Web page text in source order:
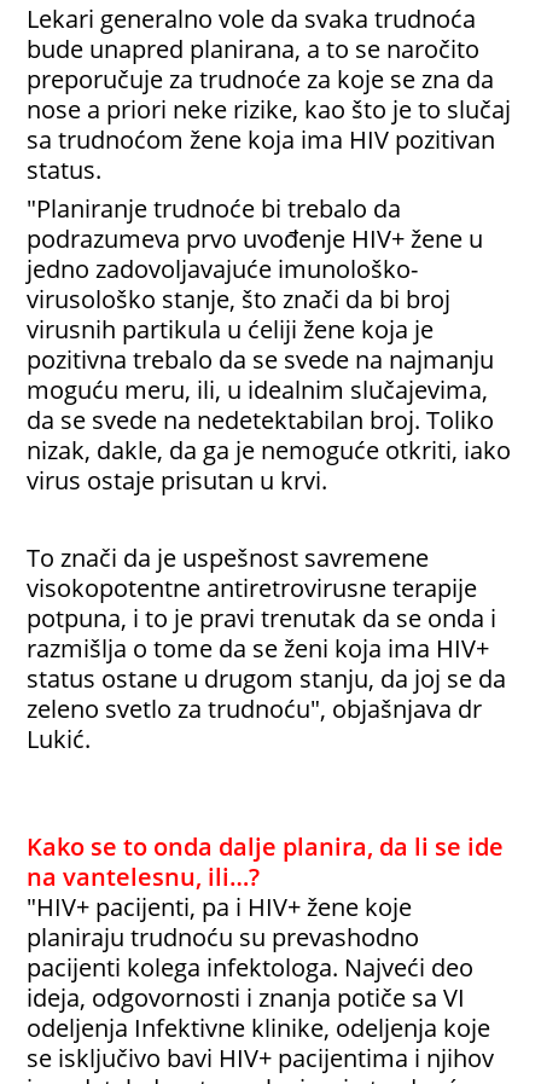
Lekari generalno vole da svaka trudnoća
bude unapred planirana, a to se naročito
preporučuje za trudnoće za koje se zna da
nose a priori neke rizike, kao što je to slučaj
sa trudnoćom žene koja ima HIV pozitivan
status.
"Planiranje trudnoće bi trebalo da
podrazumeva prvo uvođenje HIV+ žene u
jedno zadovoljavajuće imunološko-
virusološko stanje, što znači da bi broj
virusnih partikula u ćeliji žene koja je
pozitivna trebalo da se svede na najmanju
moguću meru, ili, u idealnim slučajevima,
da se svede na nedetektabilan broj. Toliko
nizak, dakle, da ga je nemoguće otkriti, iako
virus ostaje prisutan u krvi.
To znači da je uspešnost savremene
visokopotentne antiretrovirusne terapije
potpuna, i to je pravi trenutak da se onda i
razmišlja o tome da se ženi koja ima HIV+
status ostane u drugom stanju, da joj se da
zeleno svetlo za trudnoću", objašnjava dr
Lukić.
Kako se to onda dalje planira, da li se ide
na vantelesnu, ili…?
"HIV+ pacijenti, pa i HIV+ žene koje
planiraju trudnoću su prevashodno
pacijenti kolega infektologa. Najveći deo
ideja, odgovornosti i znanja potiče sa VI
odeljenja Infektivne klinike, odeljenja koje
se isključivo bavi HIV+ pacijentima i njihov